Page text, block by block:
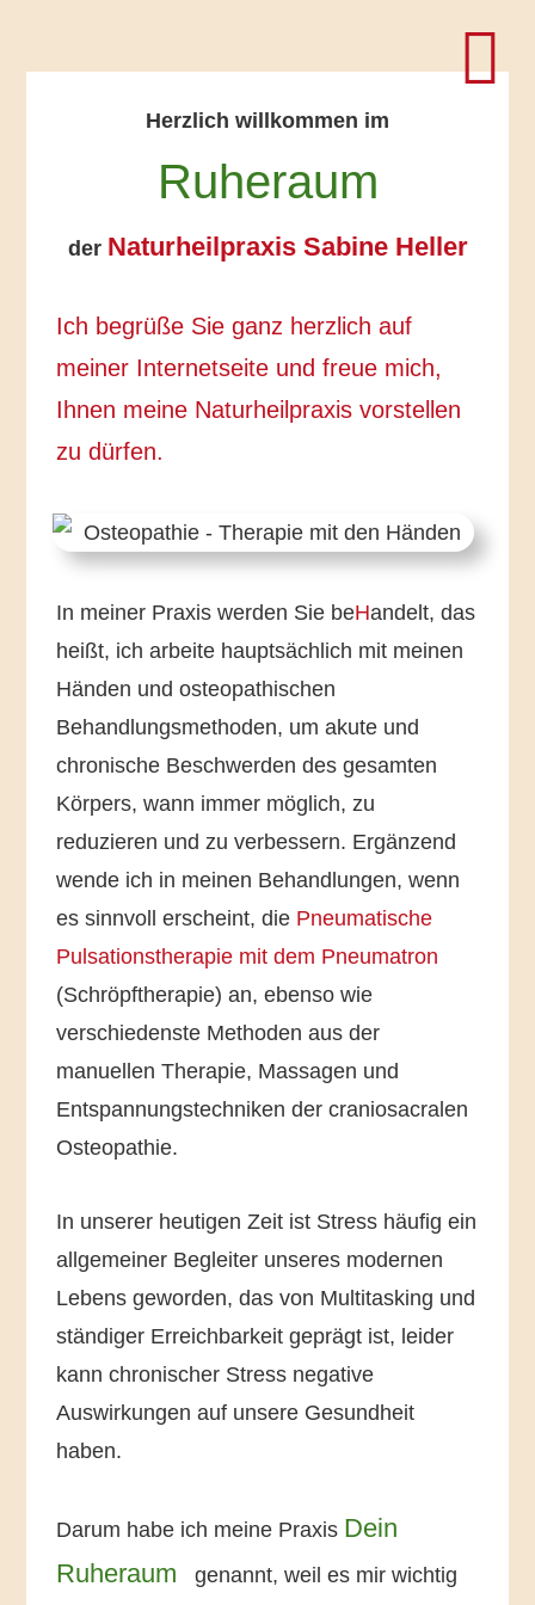
Herzlich willkommen im
Ruheraum
der Naturheilpraxis Sabine Heller
Ich begrüße Sie ganz herzlich auf
meiner Internetseite und freue mich,
Ihnen meine Naturheilpraxis vorstellen
zu dürfen.
In meiner Praxis werden Sie beHandelt, das
heißt, ich arbeite hauptsächlich mit meinen
Händen und osteopathischen
Behandlungsmethoden, um akute und
chronische Beschwerden des gesamten
Körpers, wann immer möglich, zu
reduzieren und zu verbessern. Ergänzend
wende ich in meinen Behandlungen, wenn
es sinnvoll erscheint, die Pneumatische
Pulsationstherapie mit dem Pneumatron
(Schröpftherapie) an, ebenso wie
verschiedenste Methoden aus der
manuellen Therapie, Massagen und
Entspannungstechniken der craniosacralen
Osteopathie.
In unserer heutigen Zeit ist Stress häufig ein
allgemeiner Begleiter unseres modernen
Lebens geworden, das von Multitasking und
ständiger Erreichbarkeit geprägt ist, leider
kann chronischer Stress negative
Auswirkungen auf unsere Gesundheit
haben.
Darum habe ich meine Praxis Dein
Ruheraum genannt, weil es mir wichtig